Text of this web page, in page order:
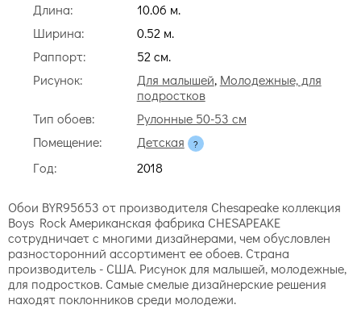
Длина:
10.06 м.
Ширина:
0.52 м.
Раппорт:
52 cм.
Рисунок:
Для малышей, Молодежные, для
подростков
Тип обоев:
Рулонные 50-53 см
Помещение:
Детская
Год:
2018
Обои BYR95653 от производителя Chesapeake коллекция
Boys Rock Американская фабрика CHESAPEAKE
сотрудничает с многими дизайнерами, чем обусловлен
разносторонний ассортимент ее обоев. Страна
производитель - США. Рисунок для малышей, молодежные,
для подростков. Самые смелые дизайнерские решения
находят поклонников среди молодежи.